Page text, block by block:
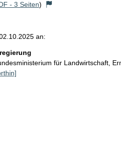
- 3 Seiten)
an:
für Landwirtschaft,